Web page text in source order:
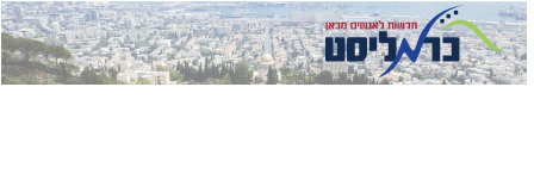
לחץ
כאן
לחץ
כדי